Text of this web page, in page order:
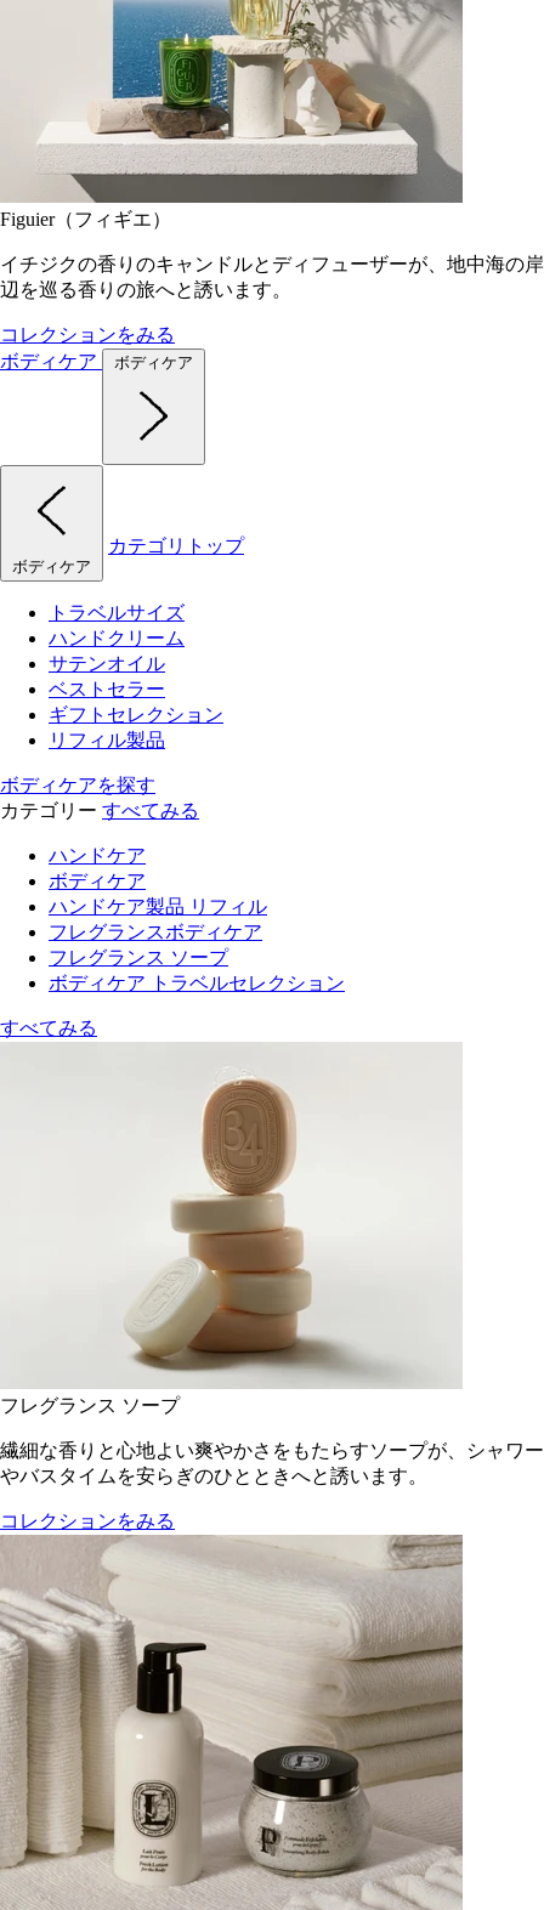
Figuier（フィギエ）
イチジクの香りのキャンドルとディフューザーが、地中海の岸
辺を巡る香りの旅へと誘います。
コレクションをみる
ボディケア
ボディケア
ボディケア
カテゴリトップ
トラベルサイズ
ハンドクリーム
サテンオイル
ベストセラー
ギフトセレクション
リフィル製品
ボディケアを探す
カテゴリー すべてみる
ハンドケア
ボディケア
ハンドケア製品 リフィル
フレグランスボディケア
フレグランス ソープ
ボディケア トラベルセレクション
すべてみる
フレグランス ソープ
繊細な香りと心地よい爽やかさをもたらすソープが、シャワー
やバスタイムを安らぎのひとときへと誘います。
コレクションをみる